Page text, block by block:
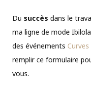
Du succès dans le
ma ligne de mode
des événements
remplir ce formulaire
vous.